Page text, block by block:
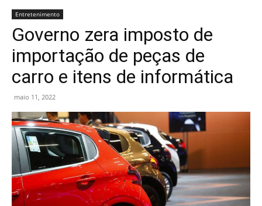
Entretenimento
Governo zera imposto de
importação de peças de
carro e itens de informática
maio 11, 2022